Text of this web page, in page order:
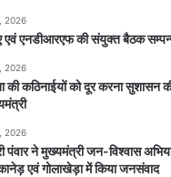
2026
एवं एनडीआरएफ की संयुक्त बैठक
2026
कठिनाईयों को दूर करना सुशासन
2026
पंवार ने मुख्यमंत्री जन-विश्वास
एवं गोलाखेड़ा में किया जनसंवाद